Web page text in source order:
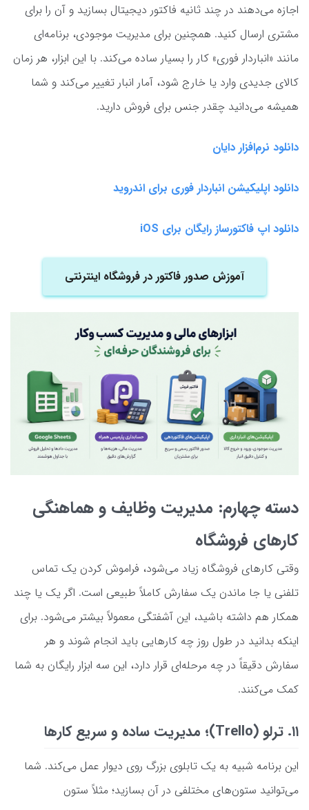
اجازه می‌دهند در چند ثانیه فاکتور دیجیتال بسازید و آن را برای
مشتری ارسال کنید. همچنین برای مدیریت موجودی، برنامه‌ای
مانند «انباردار فوری» کار را بسیار ساده می‌کند. با این ابزار، هر زمان
کالای جدیدی وارد یا خارج شود، آمار انبار تغییر می‌کند و شما
همیشه می‌دانید چقدر جنس برای فروش دارید.
دانلود نرم‌افزار دایان
دانلود اپلیکیشن انباردار فوری برای اندروید
دانلود اپ فاکتورساز رایگان برای iOS
آموزش صدور فاکتور در فروشگاه اینترنتی
دسته چهارم: مدیریت وظایف و هماهنگی
کارهای فروشگاه
وقتی کارهای فروشگاه زیاد می‌شود، فراموش کردن یک تماس
تلفنی یا جا ماندن یک سفارش کاملاً طبیعی است. اگر یک یا چند
همکار هم داشته باشید، این آشفتگی معمولاً بیشتر می‌شود. برای
اینکه بدانید در طول روز چه کارهایی باید انجام شوند و هر
سفارش دقیقاً در چه مرحله‌ای قرار دارد، این سه ابزار رایگان به شما
کمک می‌کنند.
۱۱. ترلو (Trello)؛ مدیریت ساده و سریع کارها
این برنامه شبیه به یک تابلوی بزرگ روی دیوار عمل می‌کند. شما
می‌توانید ستون‌های مختلفی در آن بسازید؛ مثلاً ستون